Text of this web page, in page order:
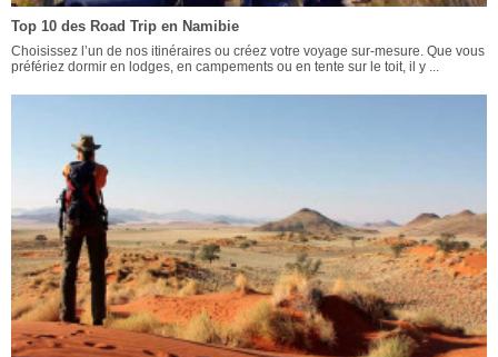
Top 10 des Road Trip en Namibie
Choisissez l’un de nos itinéraires ou créez votre voyage sur-mesure. Que vous
préfériez dormir en lodges, en campements ou en tente sur le toit, il y ...